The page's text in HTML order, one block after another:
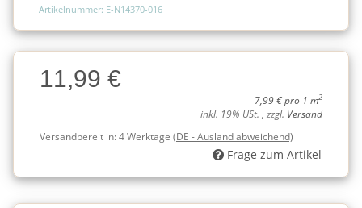
Artikelnummer: E-N14370-016
Charge
Charge11,99 €
7,99 € pro 1 m2
inkl. 19% USt. , zzgl. Versand
Versandbereit in:4 Werktage (DE - Ausland abweichend)
Frage zum Artikel